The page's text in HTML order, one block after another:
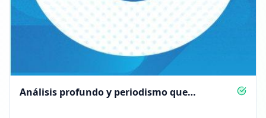
Análisis profundo y periodismo que